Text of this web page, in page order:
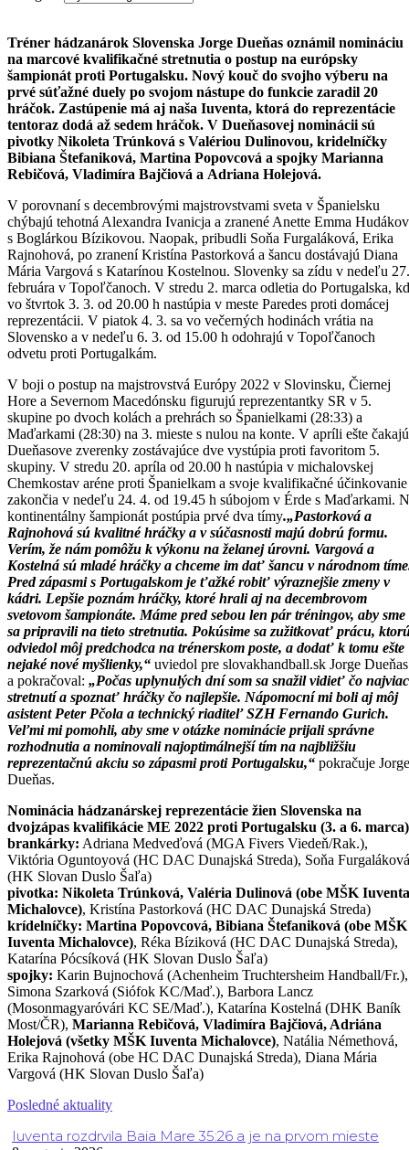
Tréner hádzanárok Slovenska Jorge Dueňas oznámil nomináciu
na marcové kvalifikačné stretnutia o postup na európsky
šampionát proti Portugalsku. Nový kouč do svojho výberu na
prvé súťažné duely po svojom nástupe do funkcie zaradil 20
hráčok. Zastúpenie má aj naša Iuventa, ktorá do reprezentácie
tentoraz dodá až sedem hráčok. V Dueňasovej nominácii sú
pivotky Nikoleta Trúnková s Valériou Dulinovou, kridelníčky
Bibiana Štefaniková, Martina Popovcová a spojky Marianna
Rebičová, Vladimíra Bajčiová a Adriana Holejová.
V porovnaní s decembrovými majstrovstvami sveta v Španielsku
chýbajú tehotná Alexandra Ivanicja a zranené Anette Emma
s Boglárkou Bízikovou. Naopak, pribudli Soňa Furgaláková, Erika
Rajnohová, po zranení Kristína Pastorková a šancu dostávajú Diana
Mária Vargová s Katarínou Kostelnou. Slovenky sa zídu v nedeľu 27.
februára v Topoľčanoch. V stredu 2. marca odletia do Portugalska,
vo štvrtok 3. 3. od 20.00 h nastúpia v meste Paredes proti domácej
reprezentácii. V piatok 4. 3. sa vo večerných hodinách vrátia na
Slovensko a v nedeľu 6. 3. od 15.00 h odohrajú v Topoľčanoch
odvetu proti Portugalkám.
V boji o postup na majstrovstvá Európy 2022 v Slovinsku, Čiernej
Hore a Severnom Macedónsku figurujú reprezentantky SR v 5.
skupine po dvoch kolách a prehrách so Španielkami (28:33) a
Maďarkami (28:30) na 3. mieste s nulou na konte. V apríli ešte čakajú
Dueňasove zverenky zostávajúce dve vystúpia proti favoritom 5.
skupiny. V stredu 20. apríla od 20.00 h nastúpia v michalovskej
Chemkostav aréne proti Španielkam a svoje kvalifikačné účinkovanie
zakončia v nedeľu 24. 4. od 19.45 h súbojom v Érde s Maďarkami.
kontinentálny šampionát postúpia prvé dva tímy.„Pastorková a
Rajnohová sú kvalitné hráčky a v súčasnosti majú dobrú formu.
Verím, že nám pomôžu k výkonu na želanej úrovni. Vargová a
Kostelná sú mladé hráčky a chceme im dať šancu v národnom
Pred zápasmi s Portugalskom je ťažké robiť výraznejšie zmeny v
kádri. Lepšie poznám hráčky, ktoré hrali aj na decembrovom
svetovom šampionáte. Máme pred sebou len pár tréningov, aby sme
sa pripravili na tieto stretnutia. Pokúsime sa zužitkovať prácu,
odviedol môj predchodca na trénerskom poste, a dodať k tomu ešte
nejaké nové myšlienky,“ uviedol pre slovakhandball.sk Jorge Dueňas
a pokračoval: „Počas uplynulých dní som sa snažil vidieť čo najviac
stretnutí a spoznať hráčky čo najlepšie. Nápomocní mi boli aj môj
asistent Peter Pčola a technický riaditeľ SZH Fernando Gurich.
Veľmi mi pomohli, aby sme v otázke nominácie prijali správne
rozhodnutia a nominovali najoptimálnejší tím na najbližšiu
reprezentačnú akciu so zápasmi proti Portugalsku,“ pokračuje Jorge
Dueňas.
Nominácia hádzanárskej reprezentácie žien Slovenska na
dvojzápas kvalifikácie ME 2022 proti Portugalsku (3. a 6.
brankárky: Adriana Medveďová (MGA Fivers Viedeň/Rak.),
Viktória Oguntoyová (HC DAC Dunajská Streda), Soňa Furgaláková
(HK Slovan Duslo Šaľa)
pivotka: Nikoleta Trúnková, Valéria Dulinová (obe MŠK Iuventa
Michalovce), Kristína Pastorková (HC DAC Dunajská Streda)
krídelníčky: Martina Popovcová, Bibiana Štefaniková (obe MŠK
Iuventa Michalovce), Réka Bíziková (HC DAC Dunajská Streda),
Katarína Pócsíková (HK Slovan Duslo Šaľa)
spojky: Karin Bujnochová (Achenheim Truchtersheim Handball/Fr.),
Simona Szarková (Siófok KC/Maď.), Barbora Lancz
(Mosonmagyaróvári KC SE/Maď.), Katarína Kostelná (DHK Baník
Most/ČR), Marianna Rebičová, Vladimíra Bajčiová, Adriána
Holejová (všetky MŠK Iuventa Michalovce), Natália Némethová,
Erika Rajnohová (obe HC DAC Dunajská Streda), Diana Mária
Vargová (HK Slovan Duslo Šaľa)
Posledné aktuality
Iuventa rozdrvila Baia Mare 35:26 a je na prvom mieste